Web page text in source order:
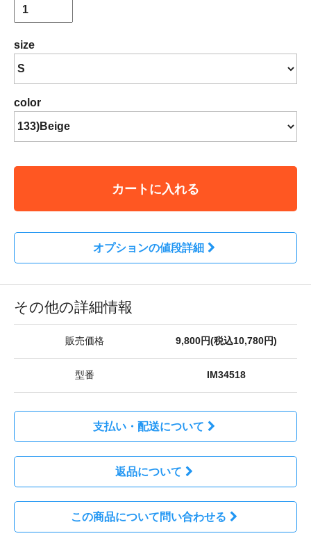
size
color
カートに入れる
オプションの値段詳細
その他の詳細情報
販売価格 9,800円(税込10,780円)
型番 IM34518
支払い・配送について
返品について
この商品について問い合わせる